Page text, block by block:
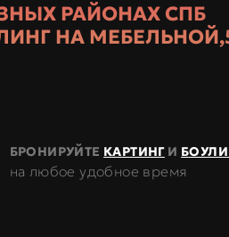
РАЙОНАХ СПБ
НА
ПЕТЕРБУРГЕ
ТРАССЫ
БРОНИРУЙТЕ КАРТИНГИ
на любое удобное время